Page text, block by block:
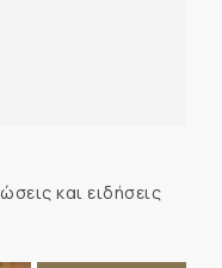
και ειδήσεις